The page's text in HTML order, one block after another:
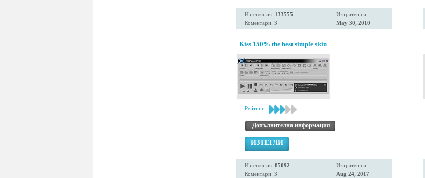
Изтегляния: 133555
Коментари: 3
Изпратен на:
May 30, 2010
Kiss 150% the best simple skin
Рейтинг:
Допълнителна информация
ИЗТЕГЛИ
Изтегляния: 85092
Коментари: 3
Изпратен на:
Aug 24, 2017